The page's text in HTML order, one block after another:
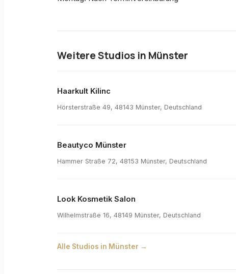
Weitere Studios in Münster
Haarkult Kilinc
Hörsterstraße 49, 48143 Münster, Deutschland
Beautyco Münster
Hammer Straße 72, 48153 Münster, Deutschland
Look Kosmetik Salon
Wilhelmstraße 16, 48149 Münster, Deutschland
Alle Studios in Münster →